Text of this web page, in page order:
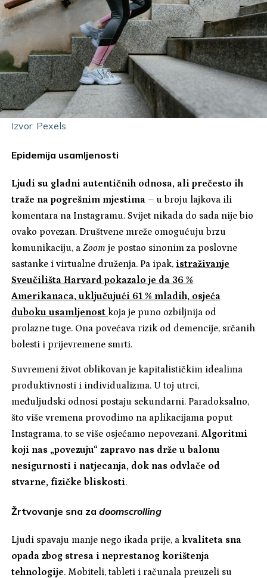
Izvor: Pexels
Epidemija usamljenosti
Ljudi su gladni autentičnih odnosa, ali prečesto ih
traže na pogrešnim mjestima – u broju lajkova ili
komentara na Instagramu. Svijet nikada do sada nije bio
ovako povezan. Društvene mreže omogućuju brzu
komunikaciju, aZoom je postao sinonim za poslovne
sastanke i virtualne druženja. Pa ipak, istraživanje
Sveučilišta Harvard pokazalo je da 36 %
Amerikanaca, uključujući 61 % mladih, osjeća
duboku usamljenost koja je puno ozbiljnija od
prolazne tuge. Ona povećava rizik od demencije, srčanih
bolesti i prijevremene smrti.
Suvremeni život oblikovan je kapitalističkim idealima
produktivnosti i individualizma. U toj utrci,
međuljudski odnosi postaju sekundarni. Paradoksalno,
što više vremena provodimo na aplikacijama poput
Instagrama, to se više osjećamo nepovezani.Algoritmi
koji nas „povezuju“ zapravo nas drže u balonu
nesigurnosti i natjecanja, dok nas odvlače od
stvarne, fizičke bliskosti.
Žrtvovanje sna zadoomscrolling
Ljudi spavaju manje nego ikada prije, a kvaliteta sna
opada zbog stresa i neprestanog korištenja
tehnologije. Mobiteli, tableti i računala preuzeli su